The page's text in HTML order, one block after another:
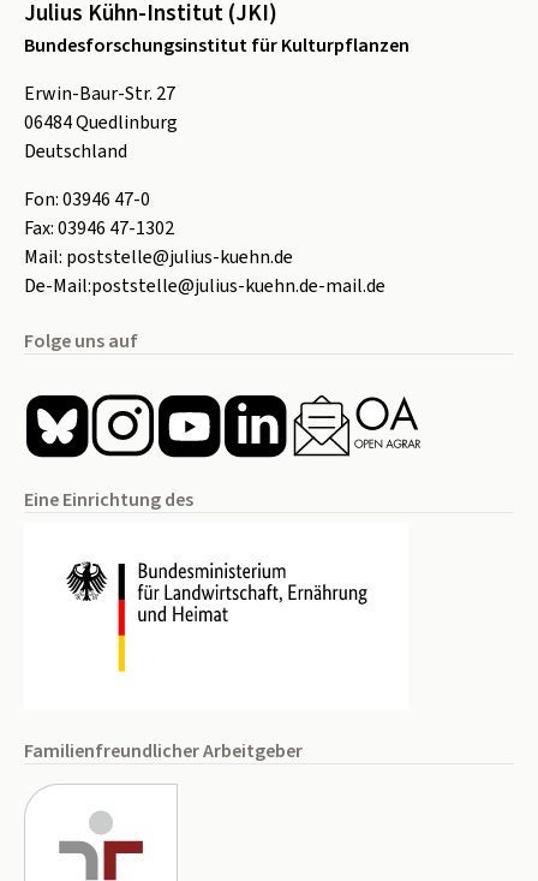
Julius Kühn-Institut (JKI)
Bundesforschungsinstitut für Kulturpflanzen
Erwin-Baur-Str. 27
06484Quedlinburg
Deutschland
Fon:03946 47-0
Fax:03946 47-1302
Mail: poststelle@julius-kuehn.de
De-Mail:poststelle@julius-kuehn.de-mail.de
Folge uns auf
Eine Einrichtung des
Familienfreundlicher Arbeitgeber